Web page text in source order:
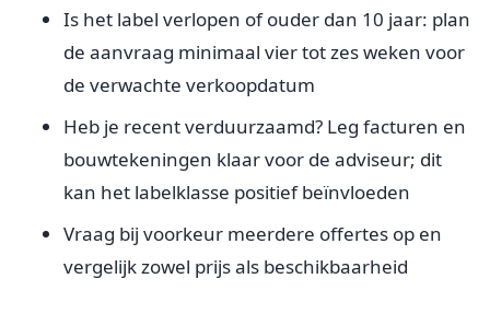
Is het label verlopen of ouder dan 10 jaar: plan
de aanvraag minimaal vier tot zes weken voor
de verwachte verkoopdatum
Heb je recent verduurzaamd? Leg facturen en
bouwtekeningen klaar voor de adviseur; dit
kan het labelklasse positief beïnvloeden
Vraag bij voorkeur meerdere offertes op en
vergelijk zowel prijs als beschikbaarheid